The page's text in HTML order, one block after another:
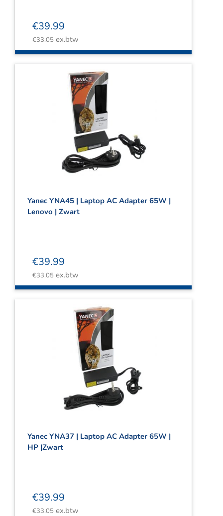
€39.99
€33.05 ex.btw
Yanec YNA45 | Laptop AC Adapter 65W |
Lenovo | Zwart
€39.99
€33.05 ex.btw
Yanec YNA37 | Laptop AC Adapter 65W |
HP |Zwart
€39.99
€33.05 ex.btw